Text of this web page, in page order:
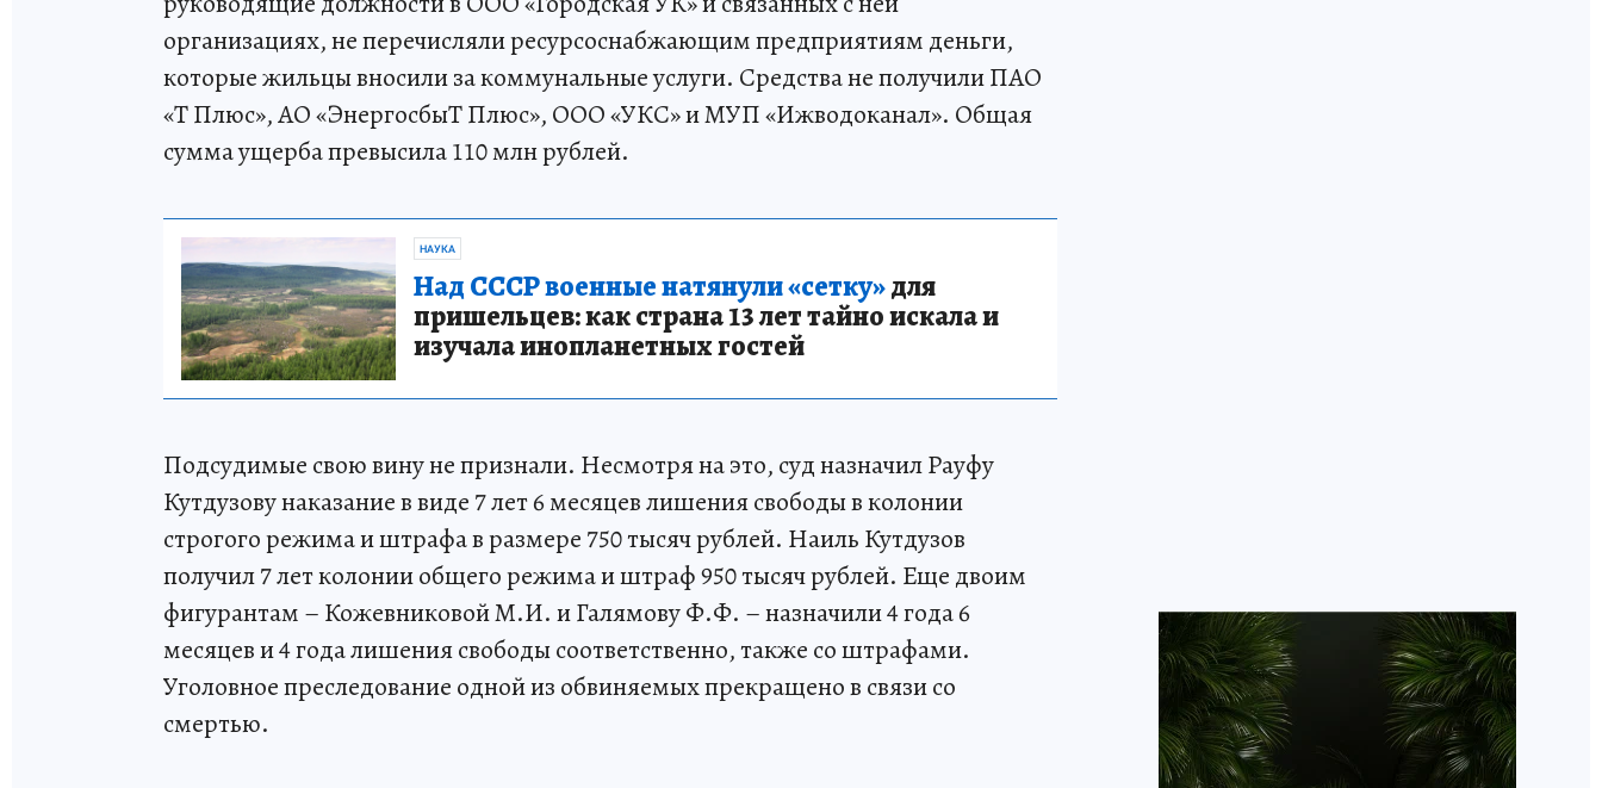
организациях, не перечисляли ресурсоснабжающим предприятиям деньги,
которые жильцы вносили за коммунальные услуги. Средства не получили ПАО
«Т Плюс», АО «ЭнергосбыТ Плюс», ООО «УКС» и МУП «Ижводоканал». Общая
сумма ущерба превысила 110 млн рублей.
НАУКА
Над СССР военные натянули «сетку»для
пришельцев: как страна 13 лет тайно искала и
изучала инопланетных гостей
Подсудимые свою вину не признали. Несмотря на это, суд назначил Рауфу
Кутдузову наказание в виде 7 лет 6 месяцев лишения свободы в колонии
строгого режима и штрафа в размере 750 тысяч рублей. Наиль Кутдузов
получил 7 лет колонии общего режима и штраф 950 тысяч рублей. Еще двоим
фигурантам – Кожевниковой М.И. и Галямову Ф.Ф. – назначили 4 года 6
месяцев и 4 года лишения свободы соответственно, также со штрафами.
Уголовное преследование одной из обвиняемых прекращено в связи со
смертью.